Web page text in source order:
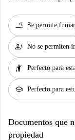
smoking_rooms Se permite fumar
person_add No se permiten
hail Perfecto para
school Perfecto para
Documentos que
propiedad